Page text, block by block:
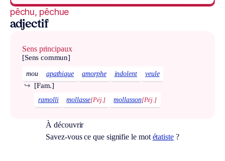
pêchu, pêchue
adjectif
Sens principaux
[Sens commun]
mou apathique amorphe indolent veule
[Fam.]
↪
ramolli mollasse[Péj.] mollasson[Péj.]
À découvrir
Savez-vous ce que signifie le mot étatiste?